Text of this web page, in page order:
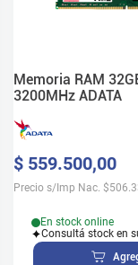
Memoria RAM
3200MHz ADATA
$ 559.500,00
Precio s/Imp Nac. $
En stock online
Consultá stock en